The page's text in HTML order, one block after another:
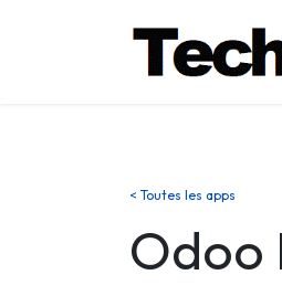
< Toutes les apps
Odoo